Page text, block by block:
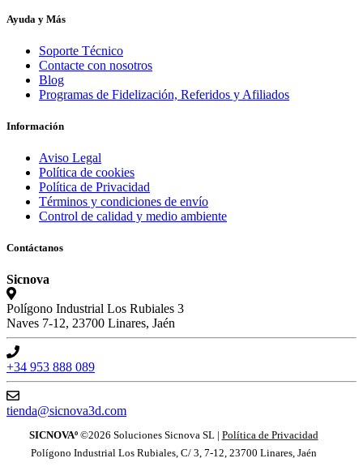
Ayuda y Más
Soporte Técnico
Contacte con nosotros
Blog
Programas de Fidelización, Referidos y Afiliados
Información
Aviso Legal
Política de cookies
Política de Privacidad
Términos y condiciones de envío
Control de calidad y medio ambiente
Contáctanos
Sicnova
Polígono Industrial Los Rubiales 3
Naves 7-12, 23700 Linares, Jaén
+34 953 888 089
tienda@sicnova3d.com
SICNOVAº©2026 Soluciones Sicnova SL | Política de Privacidad
Polígono Industrial Los Rubiales, C/ 3, 7-12, 23700 Linares, Jaén